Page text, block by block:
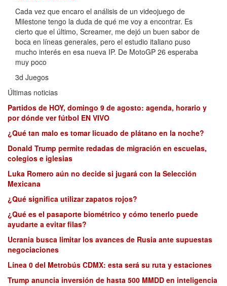
Cada vez que encaro el análisis de un videojuego de
Milestone tengo la duda de qué me voy a encontrar. Es
cierto que el último, Screamer, me dejó un buen sabor de
boca en líneas generales, pero el estudio italiano puso
mucho interés en esa nueva IP. De MotoGP 26 esperaba
muy poco
3d Juegos
Últimas noticias
Partidos de HOY, domingo 9 de agosto: agenda, horario y
por dónde ver fútbol EN VIVO
¿Qué tan malo es tomar licuado de plátano en la noche?
Donald Trump permite redadas de migración en escuelas,
colegios e iglesias
Luka Romero aún no decide si jugará con la Selección
Mexicana
¿Qué significa utilizar zapatos rojos?
¿Qué es el pasaporte biométrico y cómo tenerlo puede
ayudarte a evitar filas?
Ucrania busca limitar los avances de Rusia ante supuestas
negociaciones
Línea 0 del Metrobús CDMX: esta será su ruta y estaciones
Trump anuncia inversión de hasta 500 MMDD en inteligencia